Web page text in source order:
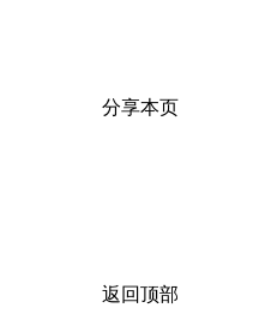
分享本页
返回顶部